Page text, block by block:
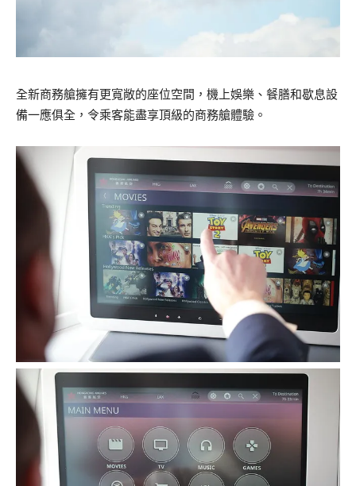
全新商務艙擁有更寬敞的座位空間，機上娛樂、餐膳和歇息設
備一應俱全，令乘客能盡享頂級的商務艙體驗。